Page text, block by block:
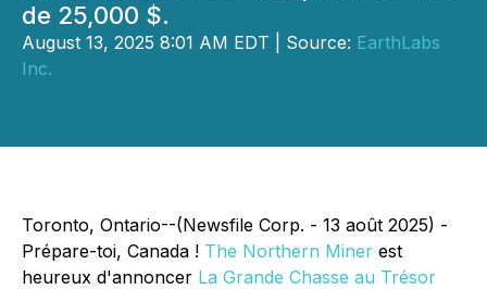
de 25,000 $.
August 13, 2025 8:01 AM EDT | Source: EarthLabs
Inc.
Toronto, Ontario--(Newsfile Corp. - 13 août 2025) -
Prépare-toi, Canada ! The Northern Miner est
heureux d'annoncer La Grande Chasse au Trésor